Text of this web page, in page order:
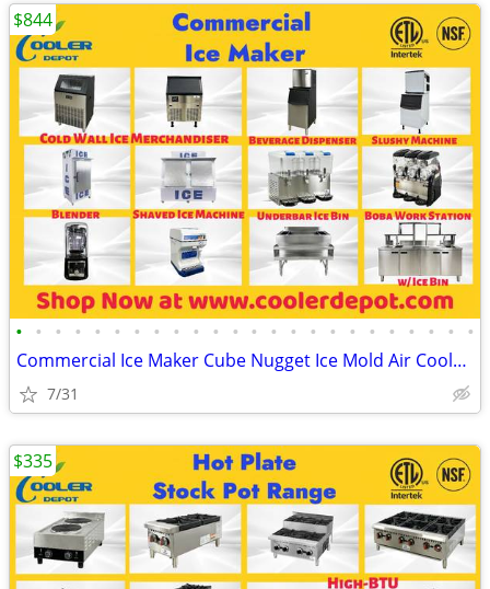
• • • • • • • • • • • • • • • • • • • • • • • •
Commercial Ice Maker Cube Nugget Ice Mold Air Cooled(100%NEW) RESTAURA
7/31
$844
$335